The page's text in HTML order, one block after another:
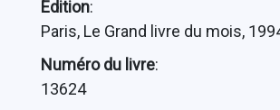
Édition:
Paris, Le Grand livre du mois,
Numéro du livre:
13624